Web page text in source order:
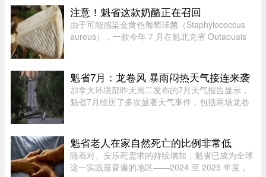
片。她的离去，带走了一个流 ...
注意！魁省这款奶酪正在召回
由于可能感染金黄色葡萄球菌（Staphylococcus
aureus），一款今年 7 月在魁北克省 Outaouais
的产品为 2026 年 7 月 9 日至 ...
魁省7月：龙卷风 暴雨闷热天气接连来袭
加拿大环境部昨天周二发布的7月天气报告显示，
魁省7月经历了多次显著天气事件，包括两场龙卷
别袭击了Laurentides地区的Ha ...
魁省老人在家自然死亡的比例非常低
随着对、安乐死需求的持续增加，魁省已成为全球
这一实践最普遍的地区——2024 至 2025 年度，